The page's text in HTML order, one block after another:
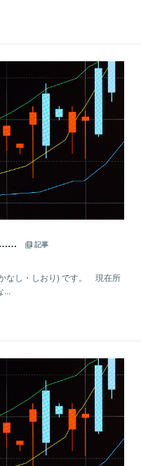
……
記事
なし・しおり) です。 現在所
...